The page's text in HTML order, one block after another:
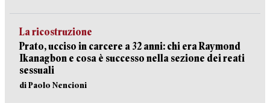
La ricostruzione
Prato, ucciso in carcere a 32 anni: chi era Raymond
Ikanagbon e cosa è successo nella sezione dei reati
sessuali
di Paolo Nencioni